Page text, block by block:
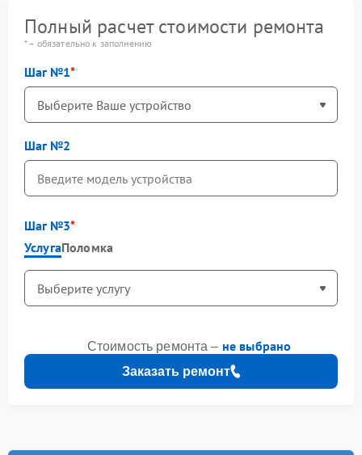
Полный расчет стоимости ремонта
* – обязательно к заполнению
Шаг №1
Шаг №2
Шаг №3
УслугаПоломка
Заказать ремонт
Стоимость ремонта – не выбрано